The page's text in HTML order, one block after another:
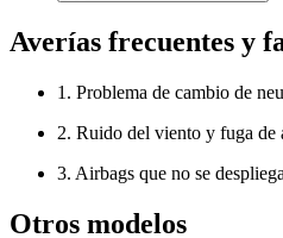
Averías frecuentes y
1. Problema de cambio de
2. Ruido del viento y fuga de
3. Airbags que no se
Otros modelos